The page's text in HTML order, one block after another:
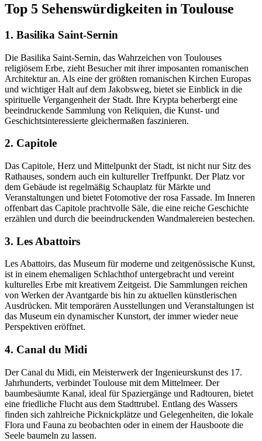
Top 5 Sehenswürdigkeiten in Toulouse
1. Basilika Saint-Sernin
Die Basilika Saint-Sernin, das Wahrzeichen von Toulouses
religiösem Erbe, zieht Besucher mit ihrer imposanten romanischen
Architektur an. Als eine der größten romanischen Kirchen Europas
und wichtiger Halt auf dem Jakobsweg, bietet sie Einblick in die
spirituelle Vergangenheit der Stadt. Ihre Krypta beherbergt eine
beeindruckende Sammlung von Reliquien, die Kunst- und
Geschichtsinteressierte gleichermaßen faszinieren.
2. Capitole
Das Capitole, Herz und Mittelpunkt der Stadt, ist nicht nur Sitz des
Rathauses, sondern auch ein kultureller Treffpunkt. Der Platz vor
dem Gebäude ist regelmäßig Schauplatz für Märkte und
Veranstaltungen und bietet Fotomotive der rosa Fassade. Im Inneren
offenbart das Capitole prachtvolle Säle, die eine reiche Geschichte
erzählen und durch die beeindruckenden Wandmalereien bestechen.
3. Les Abattoirs
Les Abattoirs, das Museum für moderne und zeitgenössische Kunst,
ist in einem ehemaligen Schlachthof untergebracht und vereint
kulturelles Erbe mit kreativem Zeitgeist. Die Sammlungen reichen
von Werken der Avantgarde bis hin zu aktuellen künstlerischen
Ausdrücken. Mit temporären Ausstellungen und Veranstaltungen ist
das Museum ein dynamischer Kunstort, der immer wieder neue
Perspektiven eröffnet.
4. Canal du Midi
Der Canal du Midi, ein Meisterwerk der Ingenieurskunst des 17.
Jahrhunderts, verbindet Toulouse mit dem Mittelmeer. Der
baumbesäumte Kanal, ideal für Spaziergänge und Radtouren, bietet
eine friedliche Flucht aus dem Stadttrubel. Entlang des Wassers
finden sich zahlreiche Picknickplätze und Gelegenheiten, die lokale
Flora und Fauna zu beobachten oder in einem der Hausboote die
Seele baumeln zu lassen.